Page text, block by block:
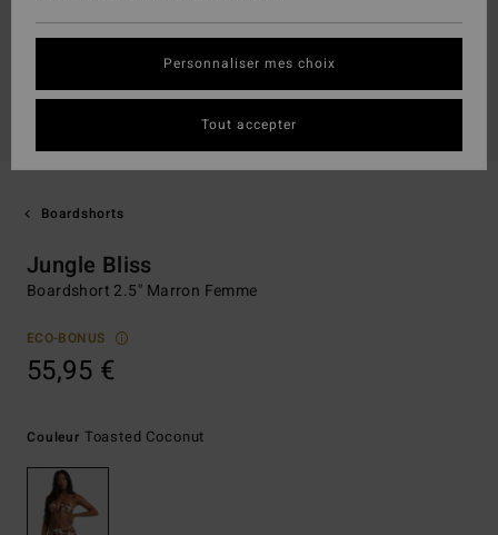
Boardshorts
Jungle Bliss
Boardshort 2.5'' Marron Femme
ECO-BONUS
55,95 €
Couleur Toasted Coconut
Personnaliser mes choix
Tout accepter